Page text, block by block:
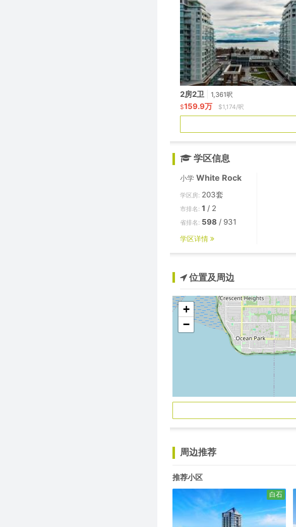
2房2卫 1,361呎
$159.9万 $1,174/呎
学区信息
小学 White Rock
学区房: 203套
市排名: 1 / 2
省排名: 598 / 931
学区详情
位置及周边
+
−
周边推荐
推荐小区
白石